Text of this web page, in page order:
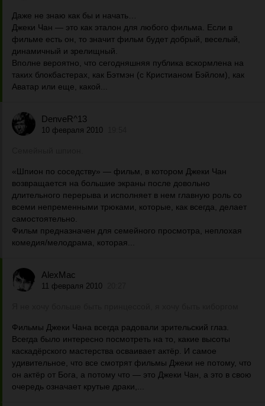
Даже не знаю как бы и начать…
Джеки Чан — это как эталон для любого фильма. Если в
фильме есть он, то значит фильм будет добрый, веселый,
динамичный и зрелищный.
Вполне вероятно, что сегодняшняя публика вскормлена на
таких блокбастерах, как Бэтмэн (с Кристианом Бэйлом), как
Аватар или еще, какой...
DenveR^13
10 февраля 2010
«Шпион по соседству» — фильм, в котором Джеки Чан
возвращается на большие экраны после довольно
длительного перерыва и исполняет в нем главную роль со
всеми непременными трюками, которые, как всегда, делает
самостоятельно.
Фильм предназначен для семейного просмотра, неплохая
комедия/мелодрама, которая...
AlexMac
11 февраля 2010
Фильмы Джеки Чана всегда радовали зрительский глаз.
Всегда было интересно посмотреть на то, какие высоты
каскадёрского мастерства осваивает актёр. И самое
удивительное, что все смотрят фильмы Джеки не потому, что
он актёр от Бога, а потому что — это Джеки Чан, а это в свою
очередь означает крутые драки,...